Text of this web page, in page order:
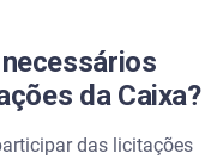
da Caixa?
das licitações